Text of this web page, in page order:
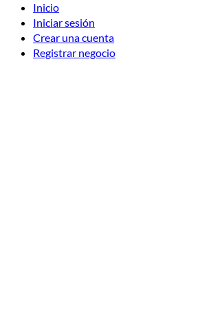
Inicio
Iniciar sesión
Crear una cuenta
Registrar negocio